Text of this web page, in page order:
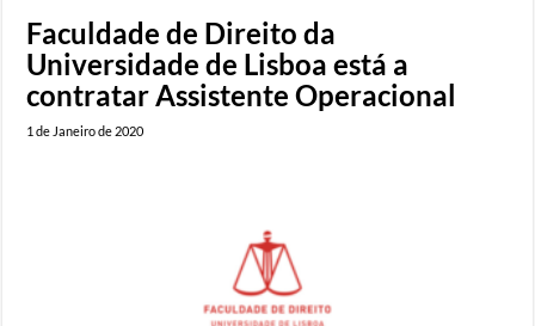
Faculdade de Direito da
Universidade de Lisboa está a
contratar Assistente Operacional
1 de Janeiro de 2020